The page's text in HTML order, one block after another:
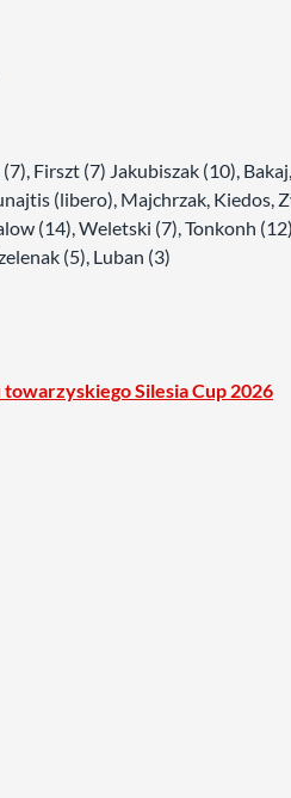
Firszt (7) Jakubiszak (10),
(libero), Majchrzak, Kiedos,
(14), Weletski (7), Tonkonh
(5), Luban (3)
Silesia Cup 2026